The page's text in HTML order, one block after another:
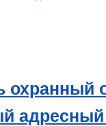
охранный